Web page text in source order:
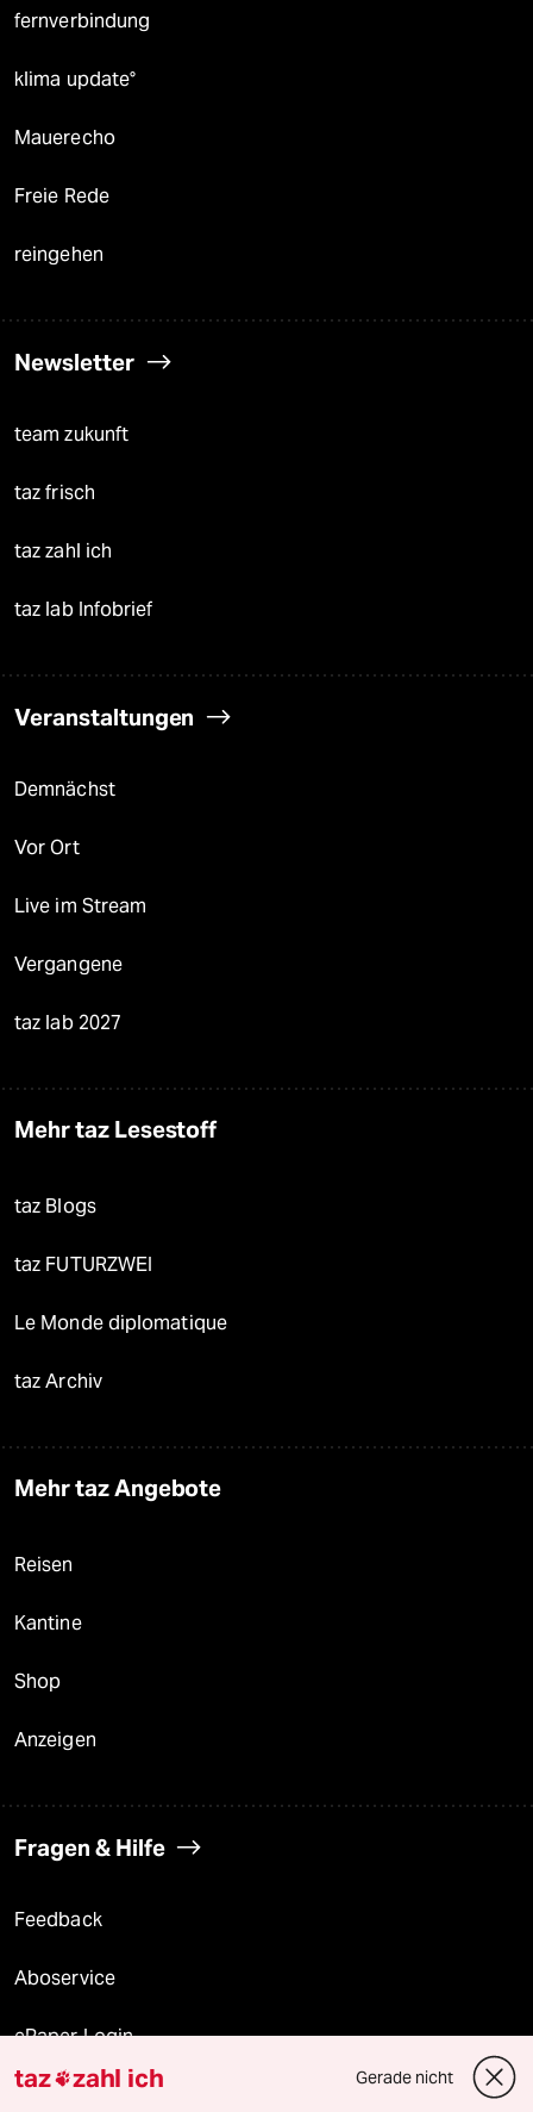
fernverbindung
klima update°
Mauerecho
Freie Rede
reingehen
Newsletter
team zukunft
taz frisch
taz zahl ich
taz lab Infobrief
Veranstaltungen
Demnächst
Vor Ort
Live im Stream
Vergangene
taz lab 2027
Mehr taz Lesestoff
taz Blogs
taz FUTURZWEI
Le Monde diplomatique
taz Archiv
Mehr taz Angebote
Reisen
Kantine
Shop
Anzeigen
Fragen & Hilfe
Feedback
Aboservice
ePaper Login
Downloads für Abonnierende
taz zahl ich Gerade nicht